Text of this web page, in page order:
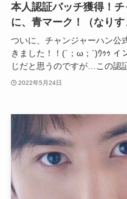
本人認証バッチ獲得！
に、青マーク！（なりす
ついに、チャンジャーハン公
きました！！(´；ω；`)ｳｩｩ
じだと思うのですが…この認
2022年5月24日